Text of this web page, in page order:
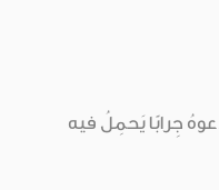
جِرابًا يَحمِلُ فيه